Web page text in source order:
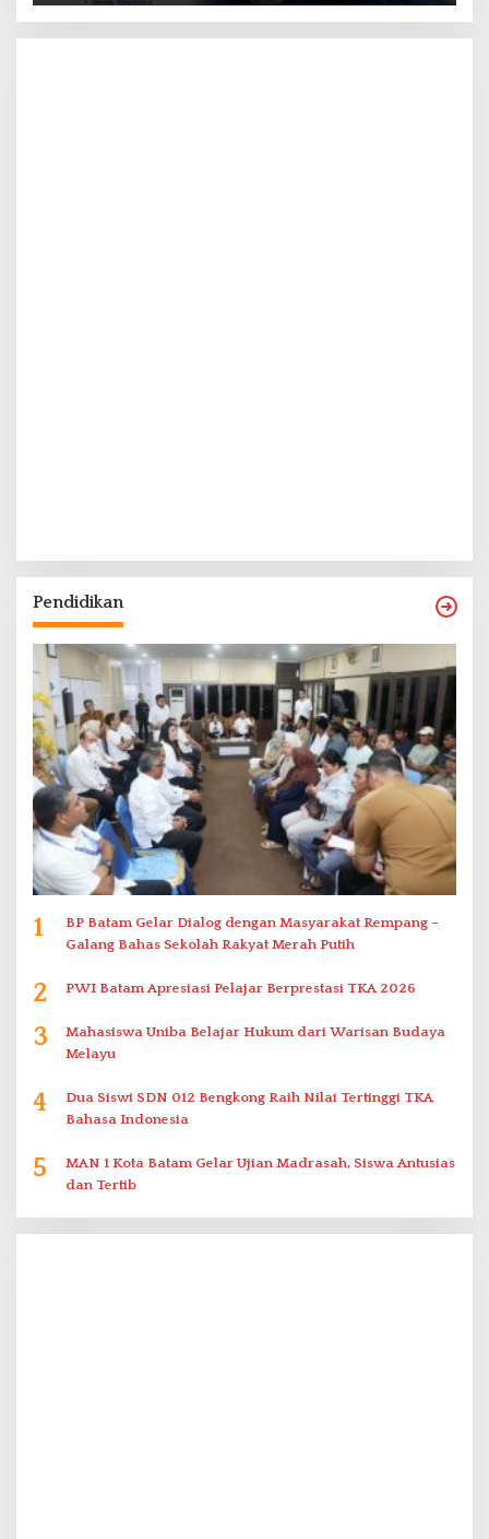
Pendidikan
1
BP Batam Gelar Dialog dengan Masyarakat Rempang –
Galang Bahas Sekolah Rakyat Merah Putih
2 PWI Batam Apresiasi Pelajar Berprestasi TKA 2026
3
Mahasiswa Uniba Belajar Hukum dari Warisan Budaya
Melayu
4
Dua Siswi SDN 012 Bengkong Raih Nilai Tertinggi TKA
Bahasa Indonesia
5
MAN 1 Kota Batam Gelar Ujian Madrasah, Siswa Antusias
dan Tertib